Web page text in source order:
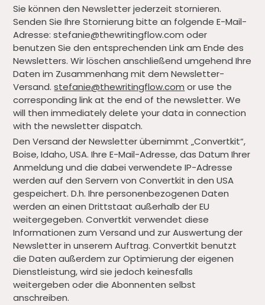
Sie können den Newsletter jederzeit stornieren.
Senden Sie Ihre Stornierung bitte an folgende E-Mail-
Adresse: stefanie@thewritingflow.com oder
benutzen Sie den entsprechenden Link am Ende des
Newsletters. Wir löschen anschließend umgehend Ihre
Daten im Zusammenhang mit dem Newsletter-
Versand.stefanie@thewritingflow.com or use the
corresponding link at the end of the newsletter. We
will then immediately delete your data in connection
with the newsletter dispatch.
Den Versand der Newsletter übernimmt „Convertkit“,
Boise, Idaho, USA. Ihre E-Mail-Adresse, das Datum Ihrer
Anmeldung und die dabei verwendete IP-Adresse
werden auf den Servern von Convertkit in den USA
gespeichert. D.h. Ihre personenbezogenen Daten
werden an einen Drittstaat außerhalb der EU
weitergegeben. Convertkit verwendet diese
Informationen zum Versand und zur Auswertung der
Newsletter in unserem Auftrag. Convertkit benutzt
die Daten außerdem zur Optimierung der eigenen
Dienstleistung, wird sie jedoch keinesfalls
weitergeben oder die Abonnenten selbst
anschreiben.